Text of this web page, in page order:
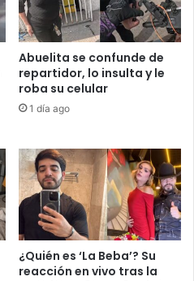
Abuelita se confunde de
repartidor, lo insulta y le
roba su celular
1 día ago
¿Quién es ‘La Beba’? Su
reacción en vivo tras la